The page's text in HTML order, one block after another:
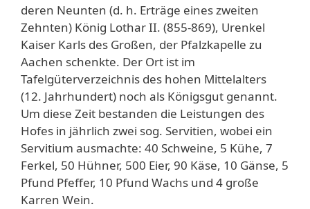
deren Neunten (d. h. Erträge eines zweiten
Zehnten) König Lothar II. (855-869), Urenkel
Kaiser Karls des Großen, der Pfalzkapelle zu
Aachen schenkte. Der Ort ist im
Tafelgüterverzeichnis des hohen Mittelalters
(12. Jahrhundert) noch als Königsgut genannt.
Um diese Zeit bestanden die Leistungen des
Hofes in jährlich zwei sog. Servitien, wobei ein
Servitium ausmachte: 40 Schweine, 5 Kühe, 7
Ferkel, 50 Hühner, 500 Eier, 90 Käse, 10 Gänse, 5
Pfund Pfeffer, 10 Pfund Wachs und 4 große
Karren Wein.